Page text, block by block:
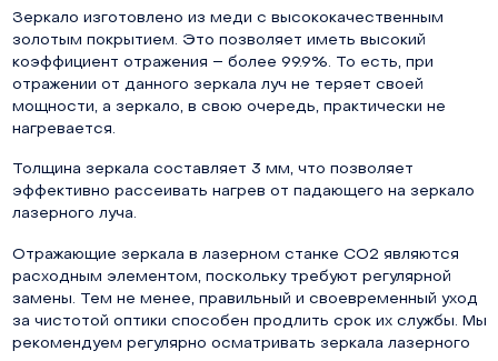
Зеркало изготовлено из меди с высококачественным
золотым покрытием. Это позволяет иметь высокий
коэффициент отражения – более 99.9%. То есть, при
отражении от данного зеркала луч не теряет своей
мощности, а зеркало, в свою очередь, практически не
нагревается.
Толщина зеркала составляет 3 мм, что позволяет
эффективно рассеивать нагрев от падающего на зеркало
лазерного луча.
Отражающие зеркала в лазерном станке СО2 являются
расходным элементом, поскольку требуют регулярной
замены. Тем не менее, правильный и своевременный уход
за чистотой оптики способен продлить срок их службы. Мы
рекомендуем регулярно осматривать зеркала лазерного